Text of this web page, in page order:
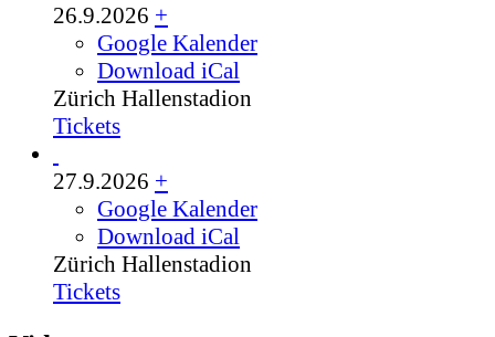
26.9.2026 +
Google Kalender
Download iCal
Zürich Hallenstadion
Tickets
27.9.2026 +
Google Kalender
Download iCal
Zürich Hallenstadion
Tickets